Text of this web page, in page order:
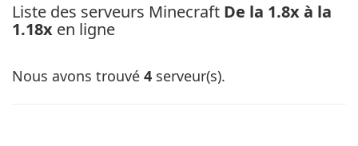
Liste des serveurs Minecraft De la 1.8x à la
1.18x en ligne
Nous avons trouvé 4 serveur(s).